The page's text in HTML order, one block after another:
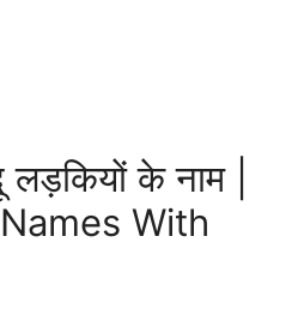
लड़कियों के नाम |
With